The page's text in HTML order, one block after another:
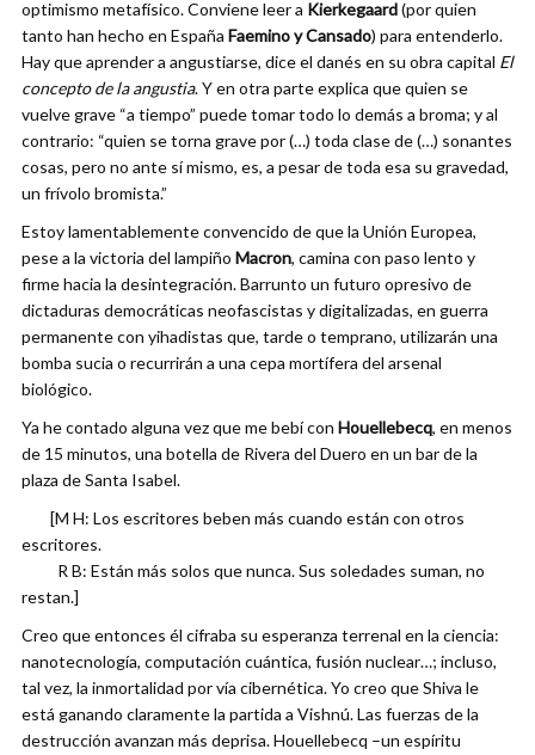
optimismo metafísico. Conviene leer a Kierkegaard(por quien
tanto han hecho en España Faemino y Cansado) para entenderlo.
Hay que aprender a angustiarse, dice el danés en su obra capital El
concepto de la angustia. Y en otra parte explica que quien se
vuelve grave “a tiempo” puede tomar todo lo demás a broma; y al
contrario: “quien se torna grave por (…) toda clase de (…) sonantes
cosas, pero no ante sí mismo, es, a pesar de toda esa su gravedad,
un frívolo bromista.”
Estoy lamentablemente convencido de que la Unión Europea,
pese a la victoria del lampiño Macron, camina con paso lento y
firme hacia la desintegración. Barrunto un futuro opresivo de
dictaduras democráticas neofascistas y digitalizadas, en guerra
permanente con yihadistas que, tarde o temprano, utilizarán una
bomba sucia o recurrirán a una cepa mortífera del arsenal
biológico.
Ya he contado alguna vez que me bebí con Houellebecq, en menos
de 15 minutos, una botella de Rivera del Duero en un bar de la
plaza de Santa Isabel.
[M H: Los escritores beben más cuando están con otros
escritores.
R B: Están más solos que nunca. Sus soledades suman, no
restan.]
Creo que entonces él cifraba su esperanza terrenal en la ciencia:
nanotecnología, computación cuántica, fusión nuclear…; incluso,
tal vez, la inmortalidad por vía cibernética. Yo creo que Shiva le
está ganando claramente la partida a Vishnú. Las fuerzas de la
destrucción avanzan más deprisa. Houellebecq –un espíritu